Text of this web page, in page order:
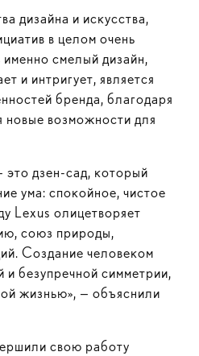
дизайна и искусства,
в целом очень
смелый дизайн,
и интригует, является
бренда, благодаря
возможности для
это дзен-сад, который
ума: спокойное, чистое
Lexus олицетворяет
союз природы,
Создание человеком
и безупречной симметрии,
жизнью», — объяснили
свою работу